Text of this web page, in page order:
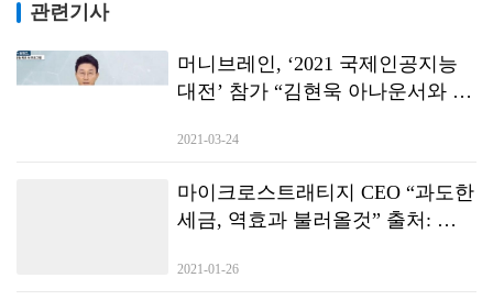
관련기사
머니브레인, ‘2021 국제인공지능
대전’ 참가 “김현욱 아나운서와 김
2021-03-24
마이크로스트래티지 CEO “과도한
세금, 역효과 불러올것” 출처: 조
https://joind.io/market/id/5389 본 기
2021-01-26